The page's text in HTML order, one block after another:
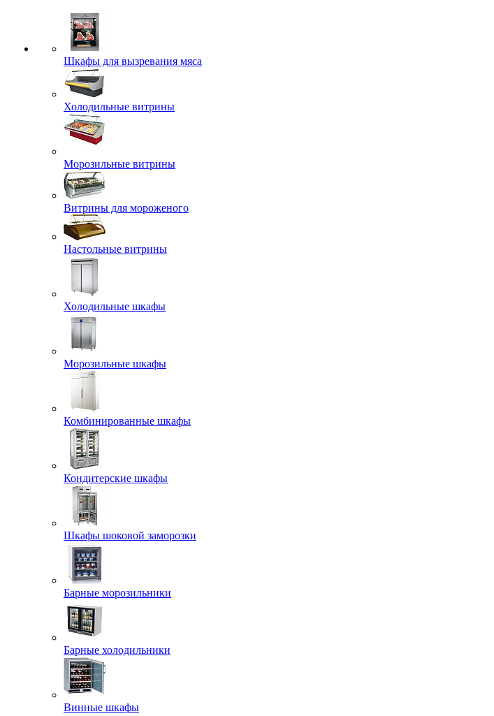
Шкафы для вызревания мяса
Холодильные витрины
Морозильные витрины
Витрины для мороженого
Настольные витрины
Холодильные шкафы
Морозильные шкафы
Комбинированные шкафы
Кондитерские шкафы
Шкафы шоковой заморозки
Барные морозильники
Барные холодильники
Винные шкафы